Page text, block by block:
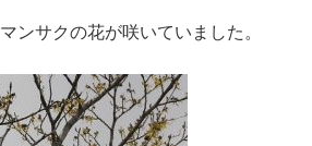
ンサクの花が咲いていました。